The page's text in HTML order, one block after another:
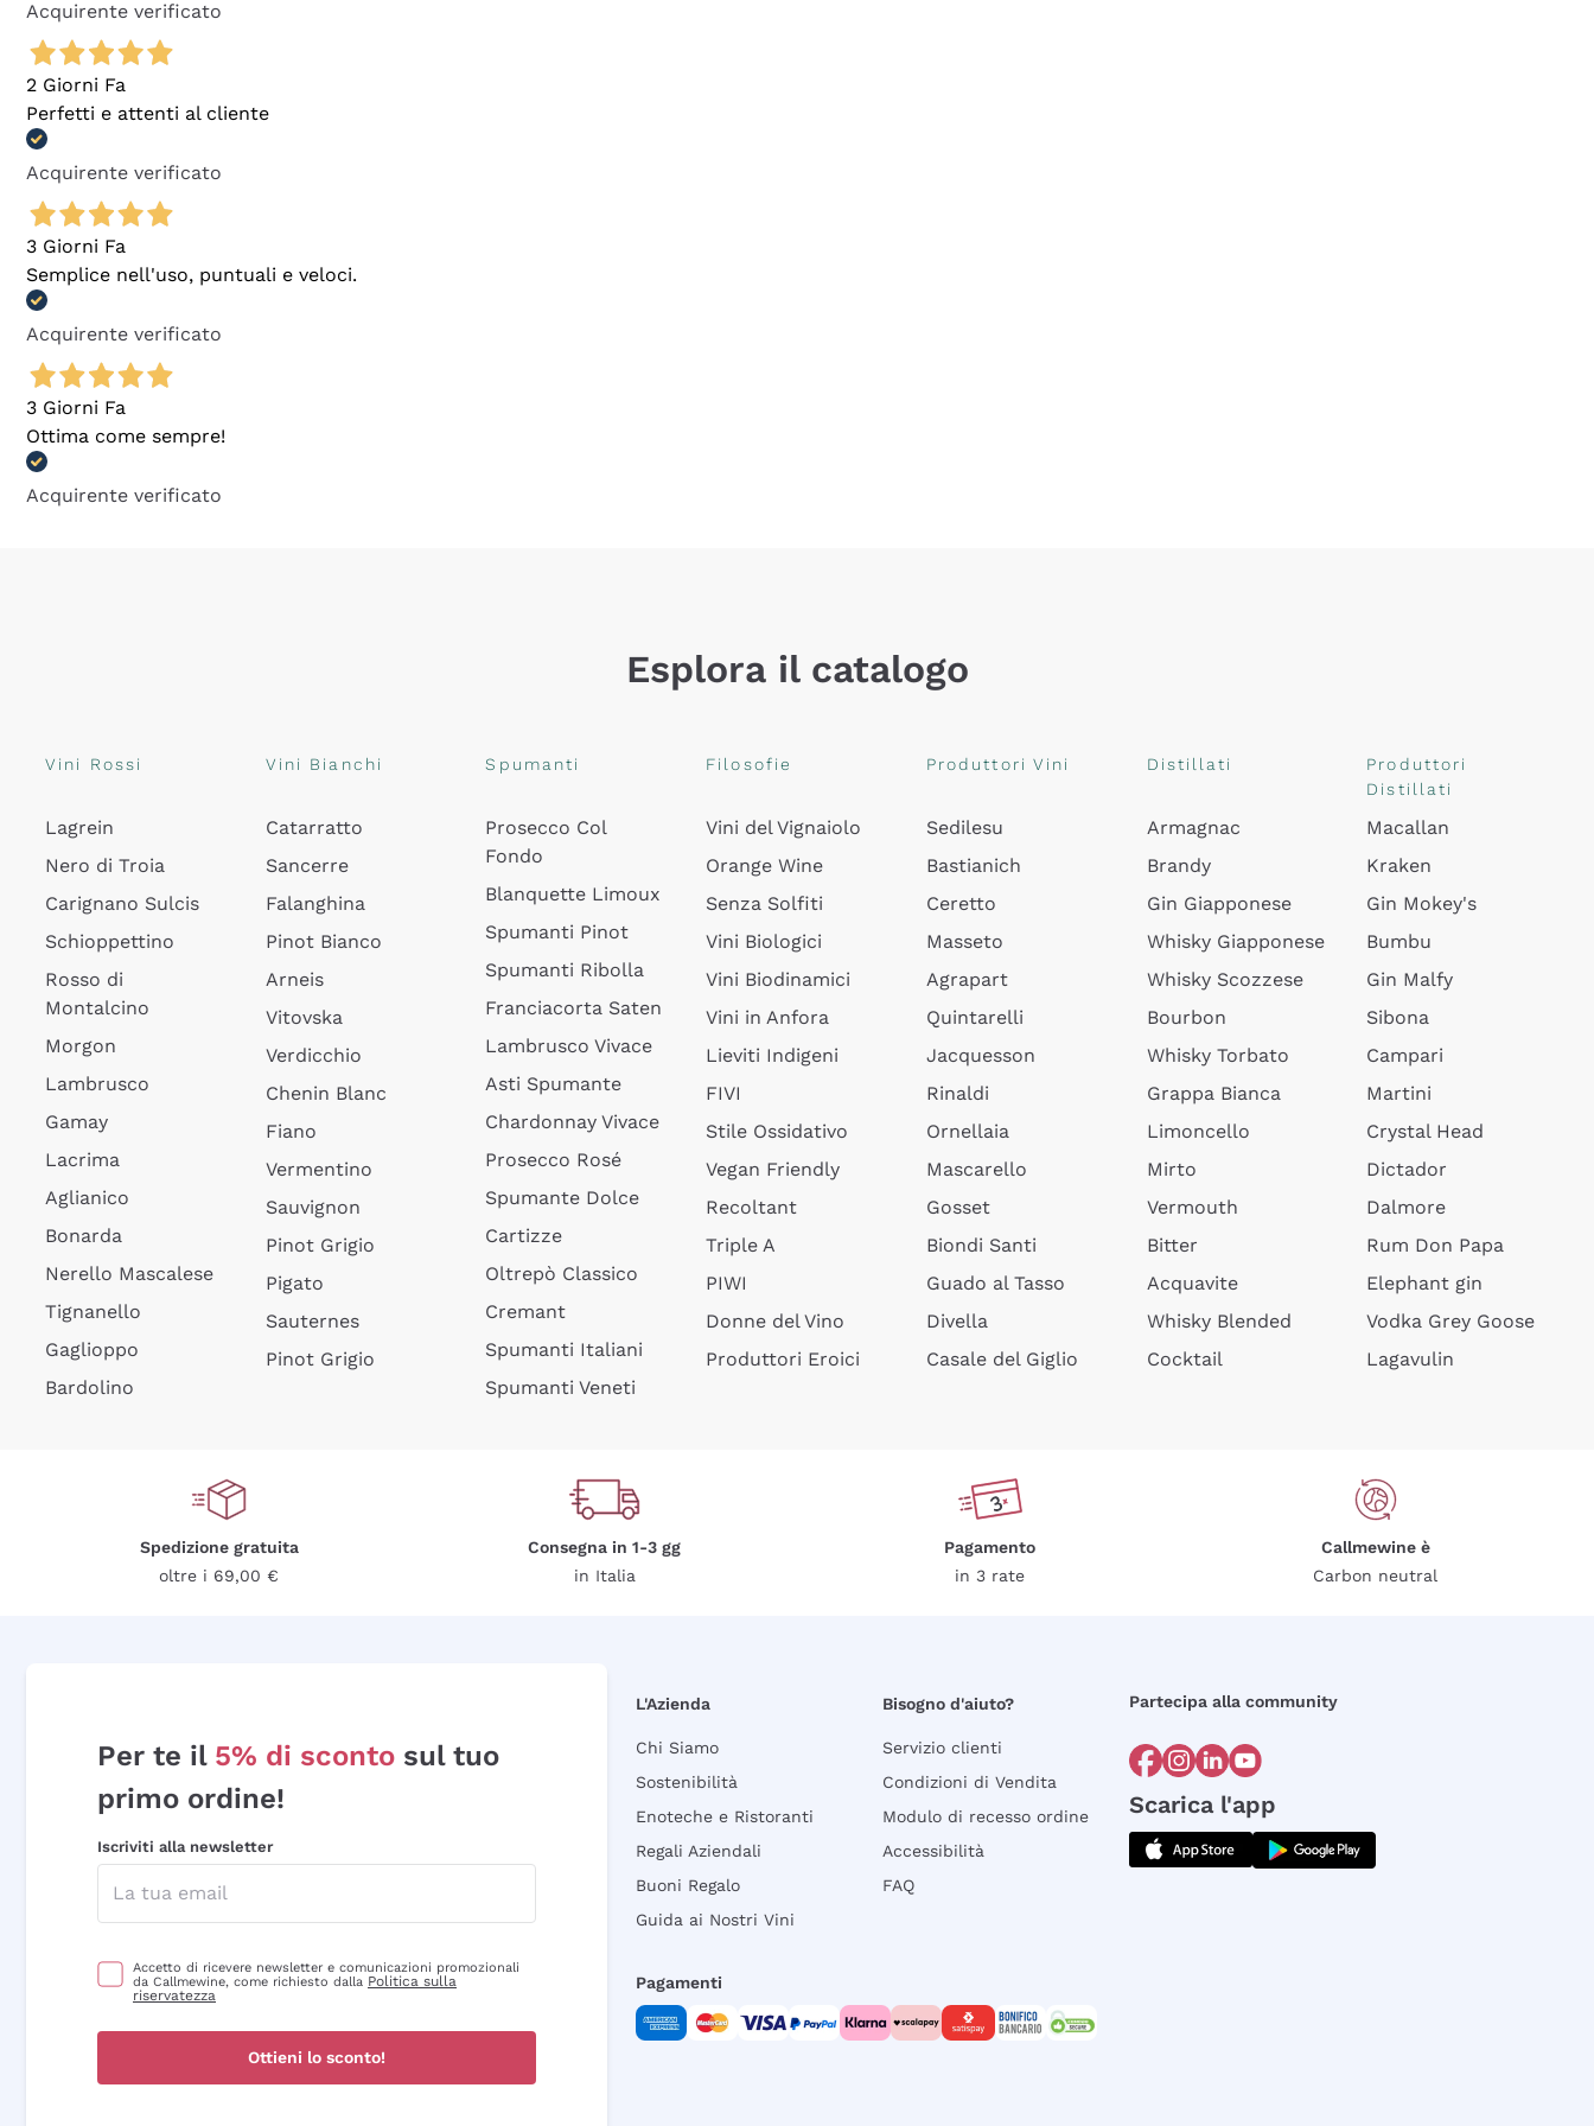
Acquirente verificato
2 Giorni Fa
Perfetti e attenti al cliente
Acquirente verificato
3 Giorni Fa
Semplice nell'uso, puntuali e veloci.
Acquirente verificato
3 Giorni Fa
Ottima come sempre!
Acquirente verificato
Esplora il catalogo
Vini Rossi
Lagrein
Nero di Troia
Carignano Sulcis
Schioppettino
Rosso di
Montalcino
Morgon
Lambrusco
Gamay
Lacrima
Aglianico
Bonarda
Nerello Mascalese
Tignanello
Gaglioppo
Bardolino
Vini Bianchi
Catarratto
Sancerre
Falanghina
Pinot Bianco
Arneis
Vitovska
Verdicchio
Chenin Blanc
Fiano
Vermentino
Sauvignon
Pinot Grigio
Pigato
Sauternes
Pinot Grigio
Spumanti
Prosecco Col
Fondo
Blanquette Limoux
Spumanti Pinot
Spumanti Ribolla
Franciacorta Saten
Lambrusco Vivace
Asti Spumante
Chardonnay Vivace
Prosecco Rosé
Spumante Dolce
Cartizze
Oltrepò Classico
Cremant
Spumanti Italiani
Spumanti Veneti
Filosofie
Vini del Vignaiolo
Orange Wine
Senza Solfiti
Vini Biologici
Vini Biodinamici
Vini in Anfora
Lieviti Indigeni
FIVI
Stile Ossidativo
Vegan Friendly
Recoltant
Triple A
PIWI
Donne del Vino
Produttori Eroici
Produttori Vini
Sedilesu
Bastianich
Ceretto
Masseto
Agrapart
Quintarelli
Jacquesson
Rinaldi
Ornellaia
Mascarello
Gosset
Biondi Santi
Guado al Tasso
Divella
Casale del Giglio
Distillati
Armagnac
Brandy
Gin Giapponese
Whisky Giapponese
Whisky Scozzese
Bourbon
Whisky Torbato
Grappa Bianca
Limoncello
Mirto
Vermouth
Bitter
Acquavite
Whisky Blended
Cocktail
Produttori
Distillati
Macallan
Kraken
Gin Mokey's
Bumbu
Gin Malfy
Sibona
Campari
Martini
Crystal Head
Dictador
Dalmore
Rum Don Papa
Elephant gin
Vodka Grey Goose
Lagavulin
Spedizione gratuita
oltre i 69,00 €
Consegna in 1-3 gg
in Italia
Pagamento
in 3 rate
Callmewine è
Carbon neutral
Per te il 5% di sconto sul tuo
primo ordine!
Iscriviti alla newsletter
Accetto di ricevere newsletter e comunicazioni promozionali
da Callmewine, come richiesto dalla Politica sulla
riservatezza
Ottieni lo sconto!
L'Azienda
Chi Siamo
Sostenibilità
Enoteche e Ristoranti
Regali Aziendali
Buoni Regalo
Guida ai Nostri Vini
Bisogno d'aiuto?
Servizio clienti
Condizioni di Vendita
Modulo di recesso ordine
Accessibilità
FAQ
Partecipa alla community
Scarica l'app
Pagamenti